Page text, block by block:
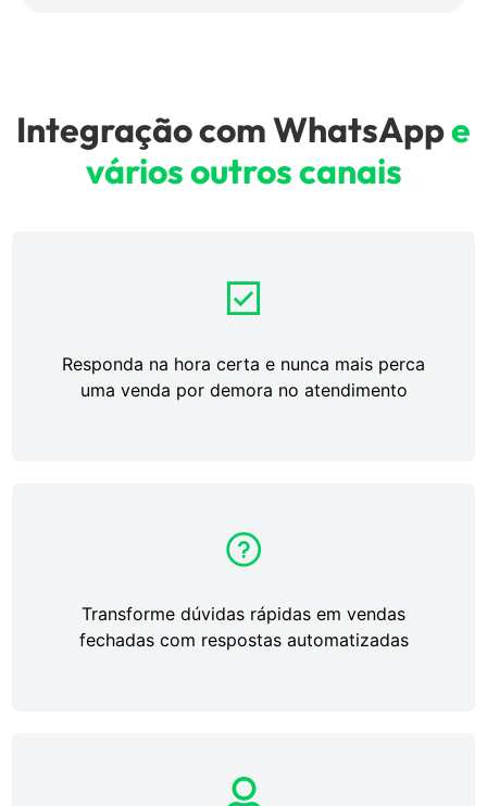
Integração com WhatsAppe
vários outros canais
Responda na hora certa e nunca mais perca
uma venda por demora no atendimento
Transforme dúvidas rápidas em vendas
fechadas com respostas automatizadas